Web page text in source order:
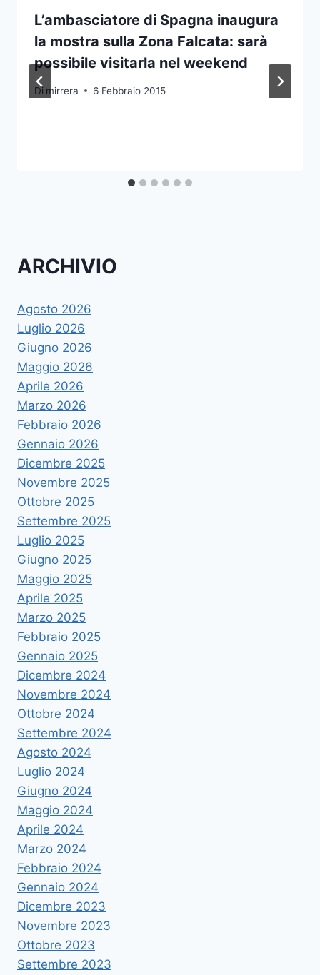
L’ambasciatore di Spagna inaugura
la mostra sulla Zona Falcata: sarà
possibile visitarla nel weekend
Di mirrera 6 Febbraio 2015
ARCHIVIO
Agosto 2026
Luglio 2026
Giugno 2026
Maggio 2026
Aprile 2026
Marzo 2026
Febbraio 2026
Gennaio 2026
Dicembre 2025
Novembre 2025
Ottobre 2025
Settembre 2025
Luglio 2025
Giugno 2025
Maggio 2025
Aprile 2025
Marzo 2025
Febbraio 2025
Gennaio 2025
Dicembre 2024
Novembre 2024
Ottobre 2024
Settembre 2024
Agosto 2024
Luglio 2024
Giugno 2024
Maggio 2024
Aprile 2024
Marzo 2024
Febbraio 2024
Gennaio 2024
Dicembre 2023
Novembre 2023
Ottobre 2023
Settembre 2023